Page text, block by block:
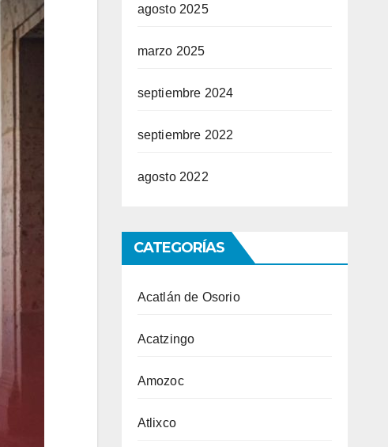
agosto 2025
marzo 2025
septiembre 2024
septiembre 2022
agosto 2022
CATEGORÍAS
Acatlán de Osorio
Acatzingo
Amozoc
Atlixco